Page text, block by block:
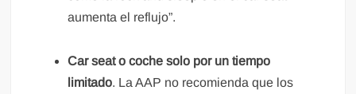
aumenta el reflujo”.
Car seat o coche solo por un tiempo
limitado. La AAP no recomienda que los